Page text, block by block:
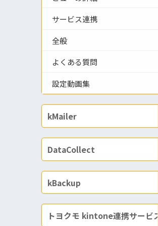
サービス連携
全般
よくある質問
設定動画集
kMailer
DataCollect
kBackup
トヨクモ kintone連携サービス